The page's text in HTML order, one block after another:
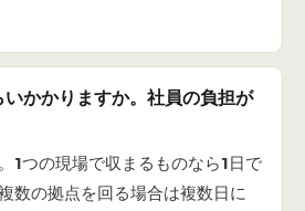
かかりますか。社員の負担が
1つの現場で収まるものなら1日で
数の拠点を回る場合は複数日に